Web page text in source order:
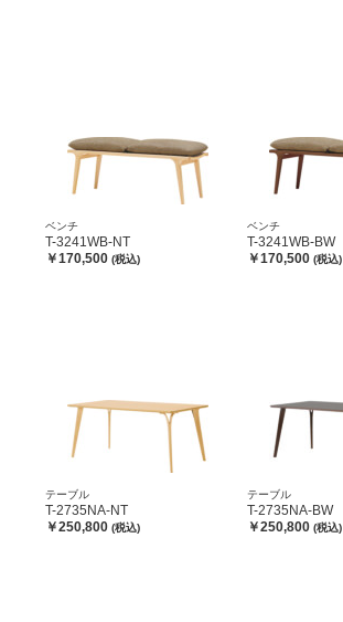
ベンチ
T-3241WB-NT
￥170,500 (税込)
ベンチ
T-3241WB-BW
￥170,500 (税込)
テーブル
T-2735NA-NT
￥250,800 (税込)
テーブル
T-2735NA-BW
￥250,800 (税込)